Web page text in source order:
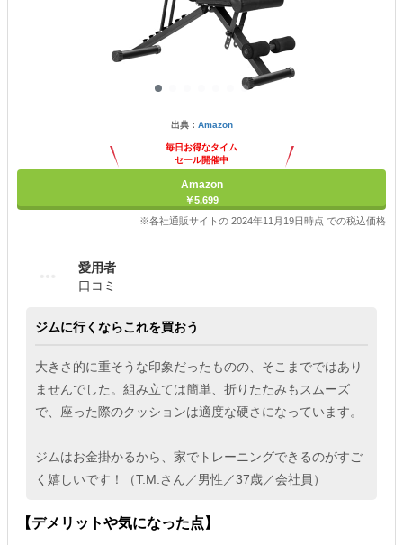
出典： Amazon
毎日お得なタイム
セール開催中
Amazon
￥5,699
※各社通販サイトの 2024年11月19日時点 での税込価格
愛用者
口コミ
ジムに行くならこれを買おう
大きさ的に重そうな印象だったものの、そこまでではあり
ませんでした。組み立ては簡単、折りたたみもスムーズ
で、座った際のクッションは適度な硬さになっています。
ジムはお金掛かるから、家でトレーニングできるのがすご
く嬉しいです！（T.M.さん／男性／37歳／会社員）
【デメリットや気になった点】